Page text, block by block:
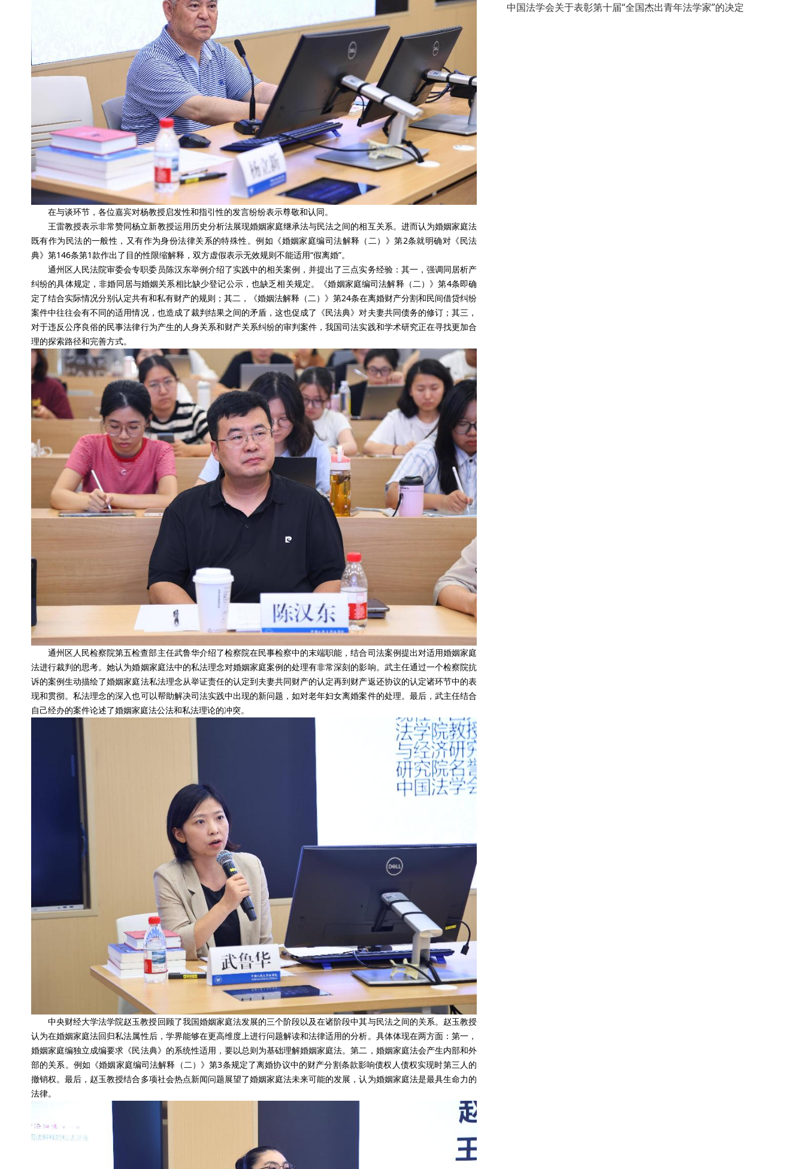
在与谈环节，各位嘉宾对杨教授启发性和指引性的发言纷纷表示尊敬和认同。
王雷教授表示非常赞同杨立新教授运用历史分析法展现婚姻家庭继承法与民法之间的相互关系。进而认为婚姻家庭法
既有作为民法的一般性，又有作为身份法律关系的特殊性。例如《婚姻家庭编司法解释（二）》第2条就明确对《民法
典》第146条第1款作出了目的性限缩解释，双方虚假表示无效规则不能适用“假离婚”。
通州区人民法院审委会专职委员陈汉东举例介绍了实践中的相关案例，并提出了三点实务经验：其一，强调同居析产
纠纷的具体规定，非婚同居与婚姻关系相比缺少登记公示，也缺乏相关规定。《婚姻家庭编司法解释（二）》第4条即确
定了结合实际情况分别认定共有和私有财产的规则；其二，《婚姻法解释（二）》第24条在离婚财产分割和民间借贷纠纷
案件中往往会有不同的适用情况，也造成了裁判结果之间的矛盾，这也促成了《民法典》对夫妻共同债务的修订；其三，
对于违反公序良俗的民事法律行为产生的人身关系和财产关系纠纷的审判案件，我国司法实践和学术研究正在寻找更加合
理的探索路径和完善方式。
通州区人民检察院第五检查部主任武鲁华介绍了检察院在民事检察中的末端职能，结合司法案例提出对适用婚姻家庭
法进行裁判的思考。她认为婚姻家庭法中的私法理念对婚姻家庭案例的处理有非常深刻的影响。武主任通过一个检察院抗
诉的案例生动描绘了婚姻家庭法私法理念从举证责任的认定到夫妻共同财产的认定再到财产返还协议的认定诸环节中的表
现和贯彻。私法理念的深入也可以帮助解决司法实践中出现的新问题，如对老年妇女离婚案件的处理。最后，武主任结合
自己经办的案件论述了婚姻家庭法公法和私法理论的冲突。
中央财经大学法学院赵玉教授回顾了我国婚姻家庭法发展的三个阶段以及在诸阶段中其与民法之间的关系。赵玉教授
认为在婚姻家庭法回归私法属性后，学界能够在更高维度上进行问题解读和法律适用的分析。具体体现在两方面：第一，
婚姻家庭编独立成编要求《民法典》的系统性适用，要以总则为基础理解婚姻家庭法。第二，婚姻家庭法会产生内部和外
部的关系。例如《婚姻家庭编司法解释（二）》第3条规定了离婚协议中的财产分割条款影响债权人债权实现时第三人的
撤销权。最后，赵玉教授结合多项社会热点新闻问题展望了婚姻家庭法未来可能的发展，认为婚姻家庭法是最具生命力的
法律。
中国法学会关于表彰第十届“全国杰出青年法学家”的决定